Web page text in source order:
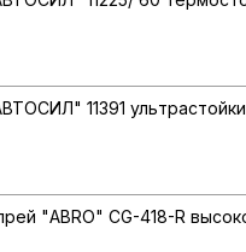
11391
"ABRO" CG-418-R